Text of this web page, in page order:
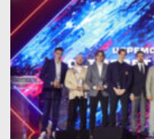
сборная
России
сделает
всё
возможное,
чтобы
выиграть
Олимпиаду